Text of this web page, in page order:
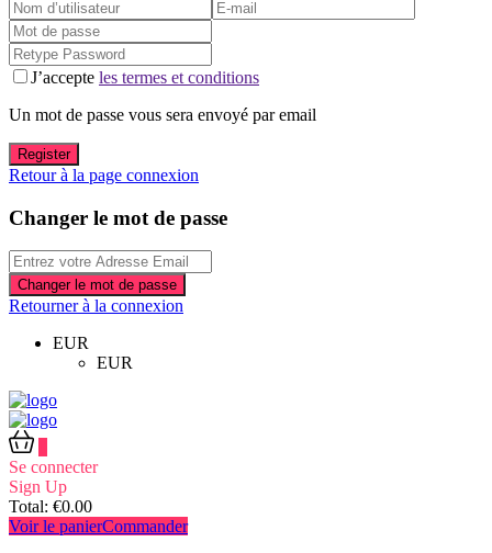
J’accepte les termes et conditions
Un mot de passe vous sera envoyé par email
Register
Retour à la page connexion
Changer le mot de passe
Changer le mot de passe
Retourner à la connexion
EUR
EUR
Se connecter
Sign Up
Total: €0.00
Voir le panierCommander